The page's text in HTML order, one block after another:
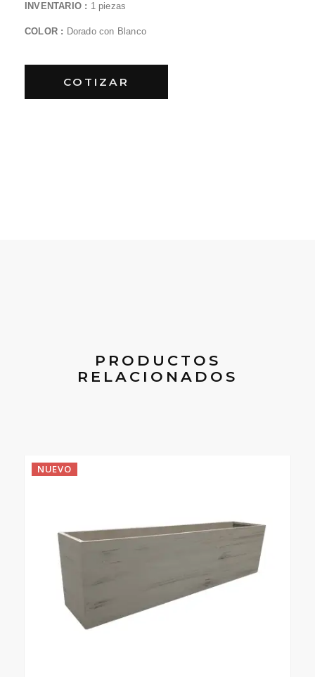
INVENTARIO : 1 piezas
COLOR : Dorado con Blanco
COTIZAR
PRODUCTOS
RELACIONADOS
NUEVO